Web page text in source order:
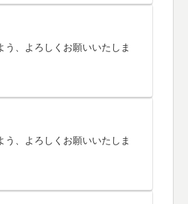
、よろしくお願いいたしま
、よろしくお願いいたしま